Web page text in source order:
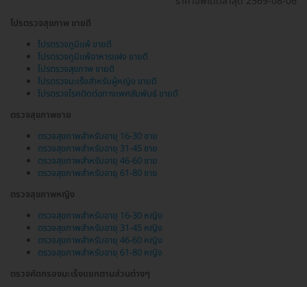
โปรตรวจสุขภาพ ขายดี
โปรตรวจภูมิแพ้ ขายดี
โปรตรวจภูมิแพ้อาหารแฝง ขายดี
โปรตรวจสุขภาพ ขายดี
โปรตรวจมะเร็งสำหรับผู้หญิง ขายดี
โปรตรวจโรคติดต่อทางเพศสัมพันธ์ ขายดี
ตรวจสุขภาพชาย
ตรวจสุขภาพสำหรับอายุ 16-30 ชาย
ตรวจสุขภาพสำหรับอายุ 31-45 ชาย
ตรวจสุขภาพสำหรับอายุ 46-60 ชาย
ตรวจสุขภาพสำหรับอายุ 61-80 ชาย
ตรวจสุขภาพหญิง
ตรวจสุขภาพสำหรับอายุ 16-30 หญิง
ตรวจสุขภาพสำหรับอายุ 31-45 หญิง
ตรวจสุขภาพสำหรับอายุ 46-60 หญิง
ตรวจสุขภาพสำหรับอายุ 61-80 หญิง
ตรวจคัดกรองมะเร็งแยกตามส่วนต่างๆ